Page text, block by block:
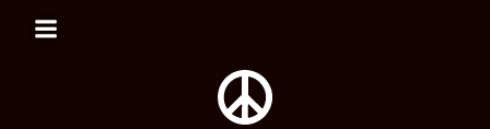
содержимому